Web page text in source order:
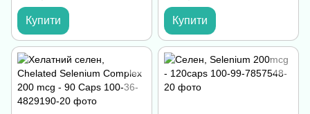
Купити Купити